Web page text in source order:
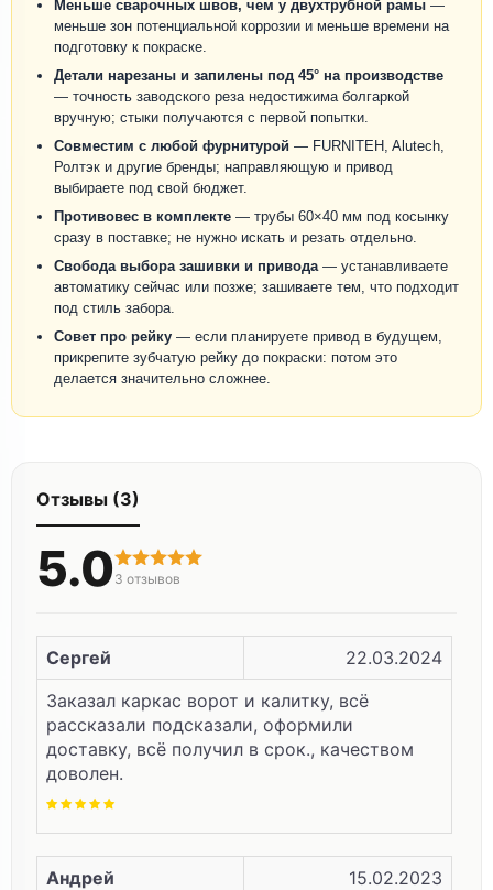
Меньше сварочных швов, чем у двухтрубной рамы —
меньше зон потенциальной коррозии и меньше времени на
подготовку к покраске.
Детали нарезаны и запилены под 45° на производстве
— точность заводского реза недостижима болгаркой
вручную; стыки получаются с первой попытки.
Совместим с любой фурнитурой — FURNITEH, Alutech,
Ролтэк и другие бренды; направляющую и привод
выбираете под свой бюджет.
Противовес в комплекте — трубы 60×40 мм под косынку
сразу в поставке; не нужно искать и резать отдельно.
Свобода выбора зашивки и привода — устанавливаете
автоматику сейчас или позже; зашиваете тем, что подходит
под стиль забора.
Совет про рейку — если планируете привод в будущем,
прикрепите зубчатую рейку до покраски: потом это
делается значительно сложнее.
Отзывы (3)
5.0 3 отзывов
Сергей
22.03.2024
Заказал каркас ворот и калитку, всё
рассказали подсказали, оформили
доставку, всё получил в срок., качеством
доволен.
Андрей
15.02.2023